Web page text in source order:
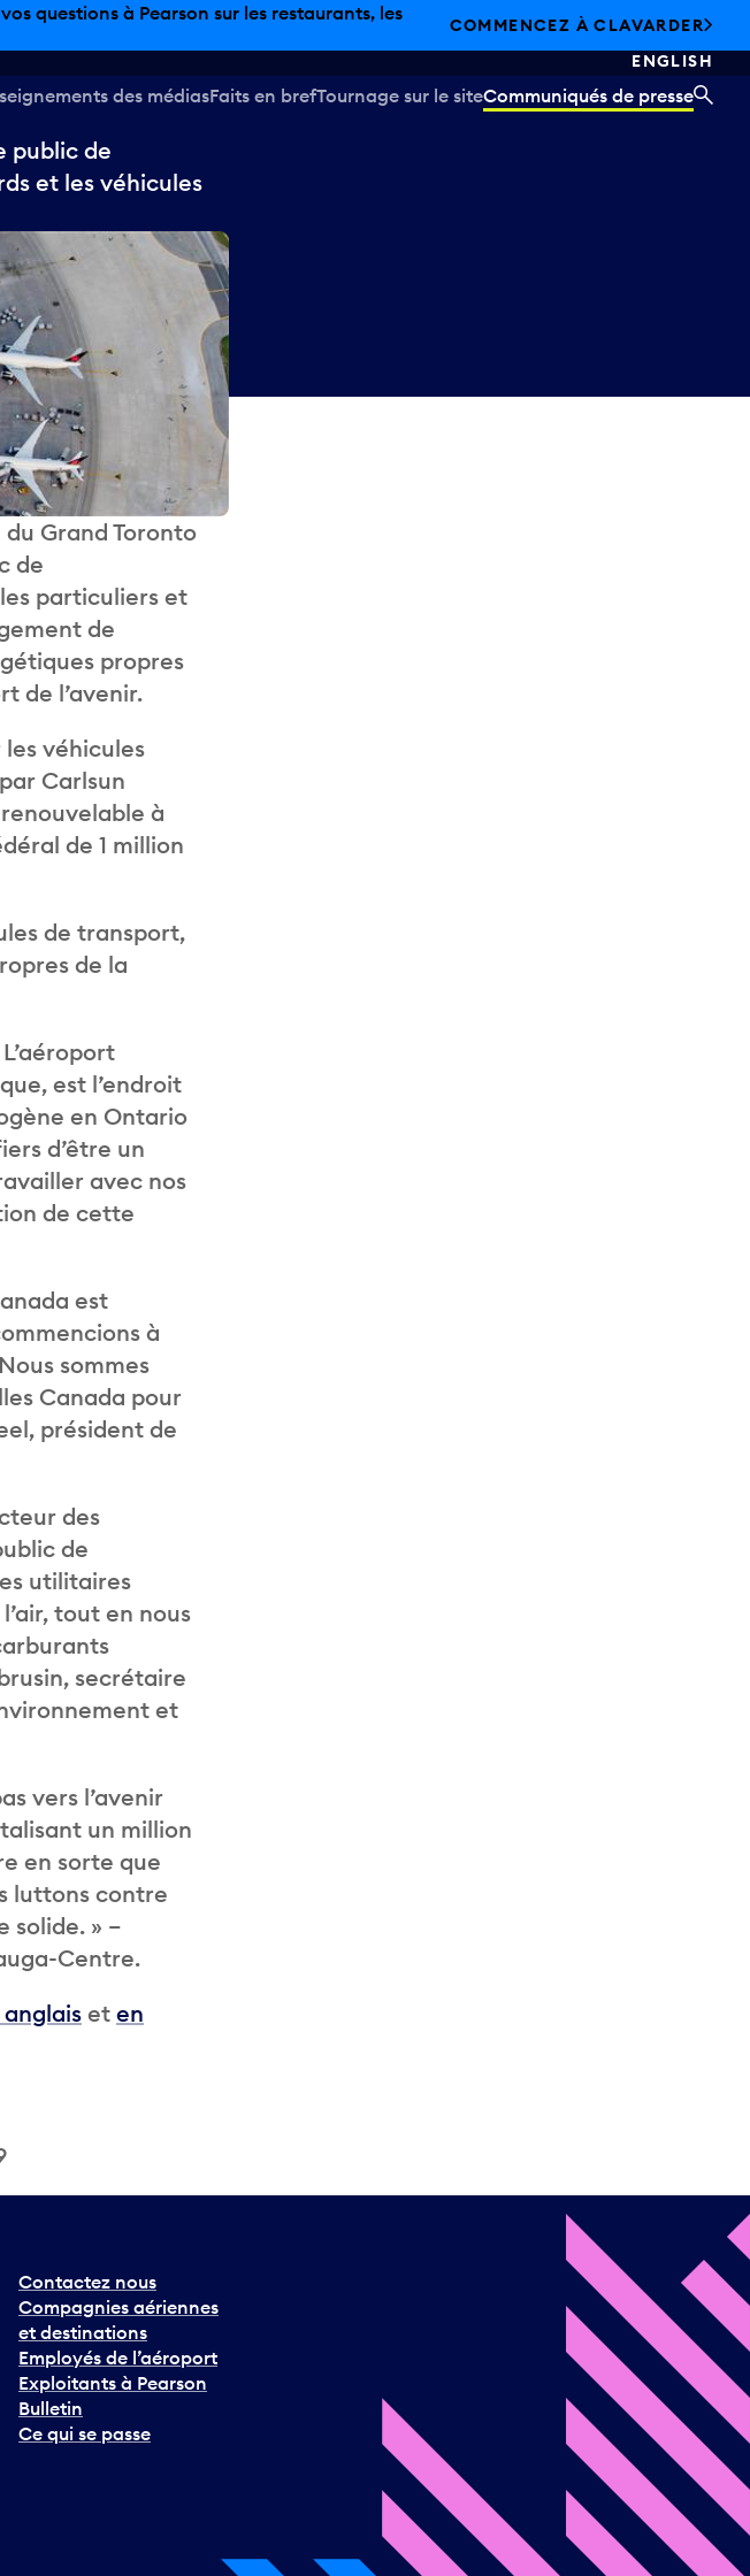
questions à Pearson sur les restaurants, les
COMMENCEZ À CLAVARDER
ENGLISH
des médiasFaits en brefTournage sur le siteCommuniqués de presse
public de
et les véhicules
Grand Toronto
de
particuliers et
de
propres
de l’avenir.
véhicules
Carlsun
à
de 1 million
de transport,
de la
est l’endroit
en Ontario
d’être un
avec nos
de cette
est
à
sommes
Canada pour
président de
des
de
utilitaires
tout en nous
secrétaire
et
vers l’avenir
un million
en sorte que
luttons contre
solide. » –
Centre.
et en
Contactez nous
Compagnies aériennes
et destinations
Employés de l’aéroport
Exploitants à Pearson
Bulletin
Ce qui se passe